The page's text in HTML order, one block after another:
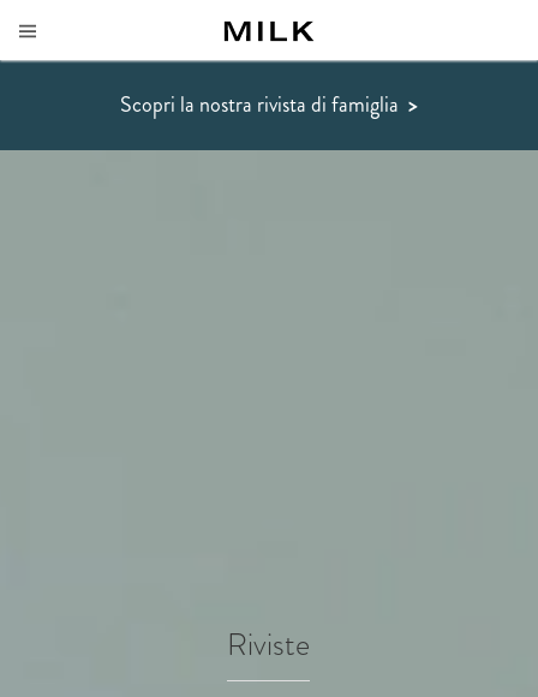
Scopri la nostra rivista di famiglia >
Riviste